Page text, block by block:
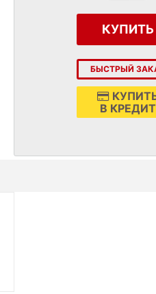
КУПИТЬ
БЫСТРЫЙ
В КРЕДИТ